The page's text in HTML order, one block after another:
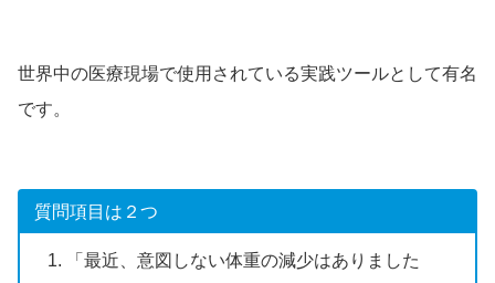
世界中の医療現場で使用されている実践ツールとして有名
です。
質問項目は２つ
「最近、意図しない体重の減少はありました